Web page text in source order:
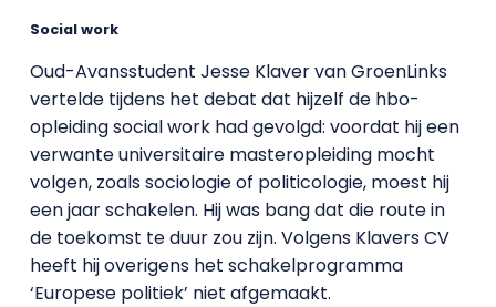
Social work
Oud-Avansstudent Jesse Klaver van GroenLinks
vertelde tijdens het debat dat hijzelf de hbo-
opleiding social work had gevolgd: voordat hij een
verwante universitaire masteropleiding mocht
volgen, zoals sociologie of politicologie, moest hij
een jaar schakelen. Hij was bang dat die route in
de toekomst te duur zou zijn. Volgens Klavers CV
heeft hij overigens het schakelprogramma
‘Europese politiek’ niet afgemaakt.